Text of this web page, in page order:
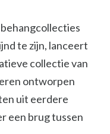
te zijn, lanceert
collectie van
ontworpen
uit eerdere
een brug tussen